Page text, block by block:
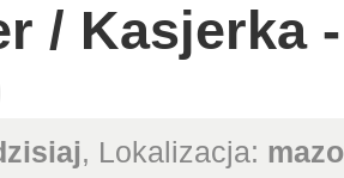
/ Kasjerka
, Lokalizacja: